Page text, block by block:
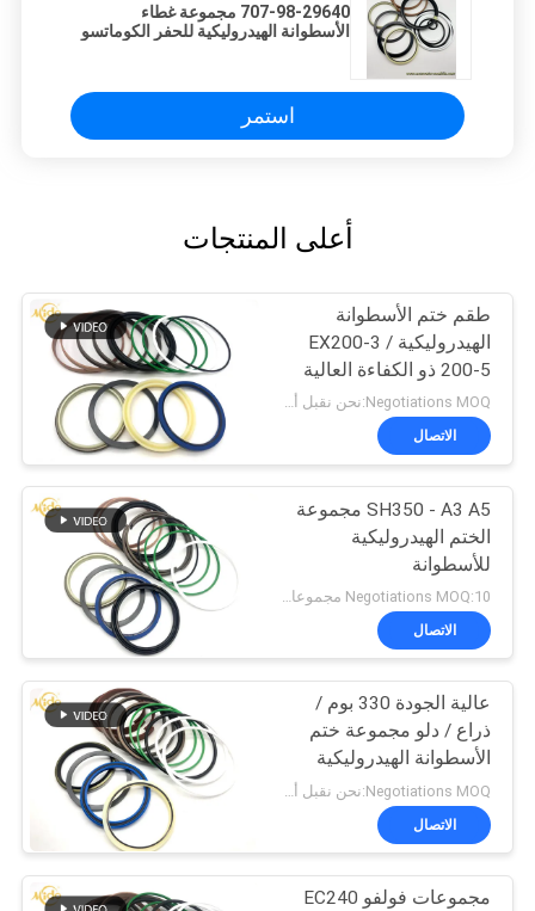
707-98-29640 مجموعة غطاء
الأسطوانة الهيدروليكية للحفر الكوماتسو
استمر
أعلى المنتجات
طقم ختم الأسطوانة
الهيدروليكية EX200-3 /
200-5 ذو الكفاءة العالية
EX200-3 / 200-5
Negotiations MOQ:نحن نقبل أمر المحاكمة
الاتصال
SH350 - A3 A5 مجموعة
الختم الهيدروليكية
للأسطوانة
Negotiations MOQ:10 مجموعات
الاتصال
عالية الجودة 330 بوم /
ذراع / دلو مجموعة ختم
الأسطوانة الهيدروليكية
للحفارة
Negotiations MOQ:نحن نقبل أمر المحاكمة
الاتصال
مجموعات فولفو EC240